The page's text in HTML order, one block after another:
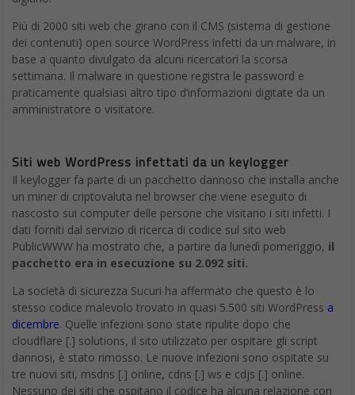
Samsung Galaxy X è lo smartphone che sembra uscire da un
film di fantascienza: bello, comodo e ancheflessibile. È da anni
che Samsung sta lavorando sulla tecnologia per gli schermi
pieghevolie il gigante sudcoreano potrebbe finalmente essere
pronto a mostrare ilSamsung Galaxy Xil suo primo
smartphone completamente flessibile entro il 2018.
Galaxy X o “Treble Eight”, stanno lentamente emergendo.
Samsung Galaxy X pieghevole
Se un telefono pieghevole, con schermo flessibile, suona come
fantascientifico e quindi molto lontano, non scoraggiarti: il
telefono pieghevole di Samsungpotrebbe essere molto più
sembra cheanche Appleci stia lavorando. Nella relazione
finanziaria di fine 2017, Samsung ha fatto riferimento più volte
all’ipotesi di schermi flessibili e pieghevoli, anticipando in qualche
modo un debutto forse possibile nel recente futuro. Parlando
dei progressi a breve-medio termine nel settore dei dispositivi
mobile, Samsung ha dichiarato di voler “differenziare i suoi